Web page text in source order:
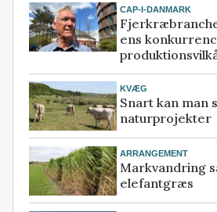
CAP-I-DANMARK
ens
KVÆG
Snart kan man
naturprojekter
ARRANGEMENT
Markvandring
elefantgræs